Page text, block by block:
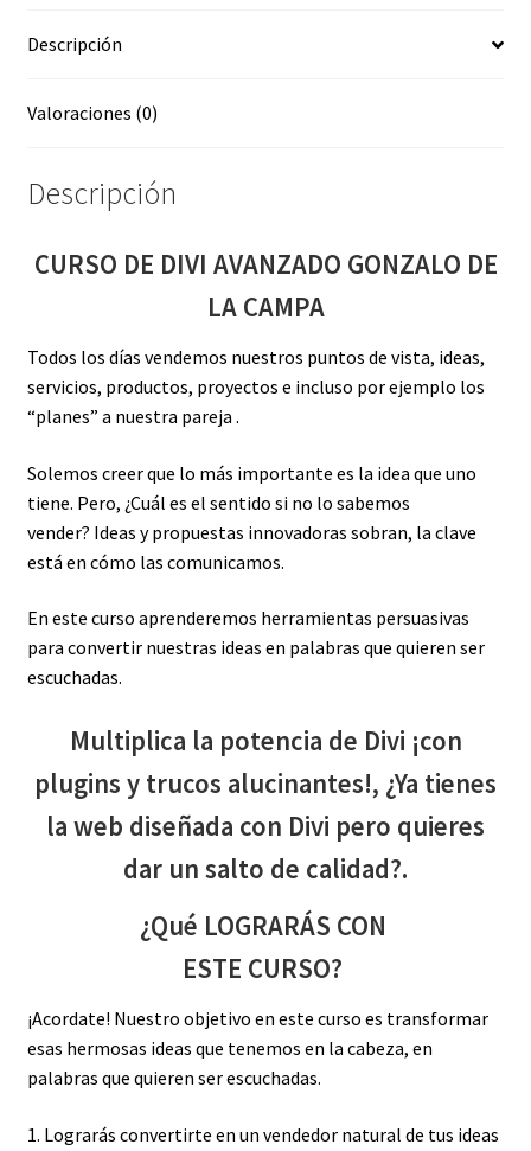
cantidad
Descripción
Valoraciones (0)
Descripción
CURSO DE DIVI AVANZADO GONZALO DE
LA CAMPA
Todos los días vendemos nuestros puntos de vista, ideas,
servicios, productos, proyectos e incluso por ejemplo los
“planes” a nuestra pareja .
Solemos creer que lo más importante es la idea que uno
tiene. Pero, ¿Cuál es el sentido si no lo sabemos
vender? Ideas y propuestas innovadoras sobran, la clave
está en cómo las comunicamos.
En este curso aprenderemos herramientas persuasivas
para convertir nuestras ideas en palabras que quieren ser
escuchadas.
Multiplica la potencia de Divi ¡con
plugins y trucos alucinantes!, ¿Ya tienes
la web diseñada con Divi pero quieres
dar un salto de calidad?.
¿Qué LOGRARÁS CON
ESTE CURSO?
¡Acordate! Nuestro objetivo en este curso es transformar
esas hermosas ideas que tenemos en la cabeza, en
palabras que quieren ser escuchadas.
1. Lograrás convertirte en un vendedor natural de tus ideas